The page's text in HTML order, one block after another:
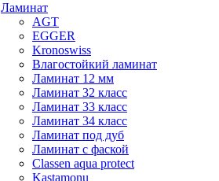
Ламинат
AGT
EGGER
Kronoswiss
Влагостойкий ламинат
Ламинат 12 мм
Ламинат 32 класс
Ламинат 33 класс
Ламинат 34 класс
Ламинат под дуб
Ламинат с фаской
Classen aqua protect
Kastamonu